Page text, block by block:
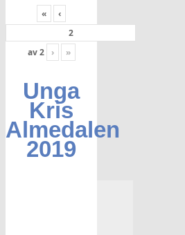
« ‹
av2 › »
Unga
Kris
Almedalen
2019